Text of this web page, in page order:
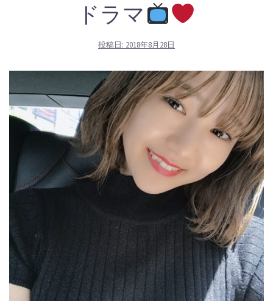
ドラマ
投稿日: 2018年8月28日